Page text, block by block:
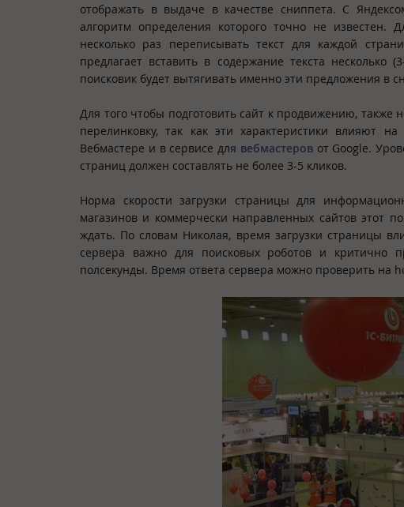
отображать в выдаче в качестве сниппета. С
алгоритм определения которого точно не известен.
несколько раз переписывать текст для каждой
предлагает вставить в содержание текста
поисковик будет вытягивать именно эти предложения в
Для того чтобы подготовить сайт к продвижению,
перелинковку, так как эти характеристики влияют
Вебмастере и в сервисе для вебмастеровот Google.
страниц должен составлять не более 3-5 кликов.
Норма скорости загрузки страницы для
магазинов и коммерчески направленных сайтов этот
ждать. По словам Николая, время загрузки страницы
сервера важно для поисковых роботов и критично
полсекунды. Время ответа сервера можно проверить на